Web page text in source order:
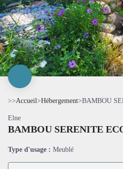
>>Accueil>Hébergement>BAMBOU
Elne
BAMBOU SERENITE
Type d'usage : Meublé